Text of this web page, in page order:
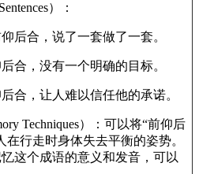
）：
后合，说了一套做了一套。
合，没有一个明确的目标。
合，让人难以信任他的承诺。
Techniques）：可以将“前仰后
在行走时身体失去平衡的姿势。
这个成语的意义和发音，可以